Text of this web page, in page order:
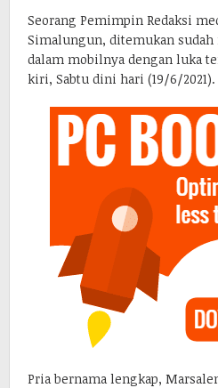
Seorang Pemimpin Redaksi
Simalungun, ditemukan
dalam mobilnya dengan luka
kiri, Sabtu dini hari (19/6/2021).
Pria bernama lengkap,